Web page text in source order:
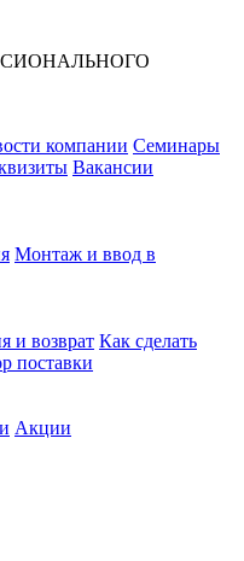
компании Семинары
Вакансии
Монтаж и ввод в
и возврат Как сделать
поставки
Акции